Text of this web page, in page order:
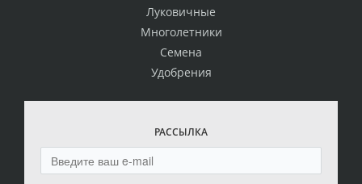
Луковичные
Многолетники
Семена
Удобрения
РАССЫЛКА